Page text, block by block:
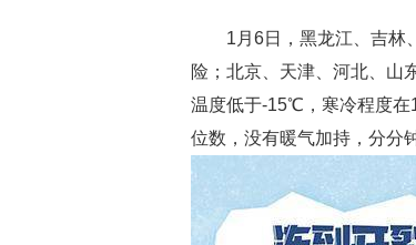
1月6日，黑龙江、吉林、
险；北京、天津、河北、山
温度低于-15℃，寒冷程度在
位数，没有暖气加持，分分